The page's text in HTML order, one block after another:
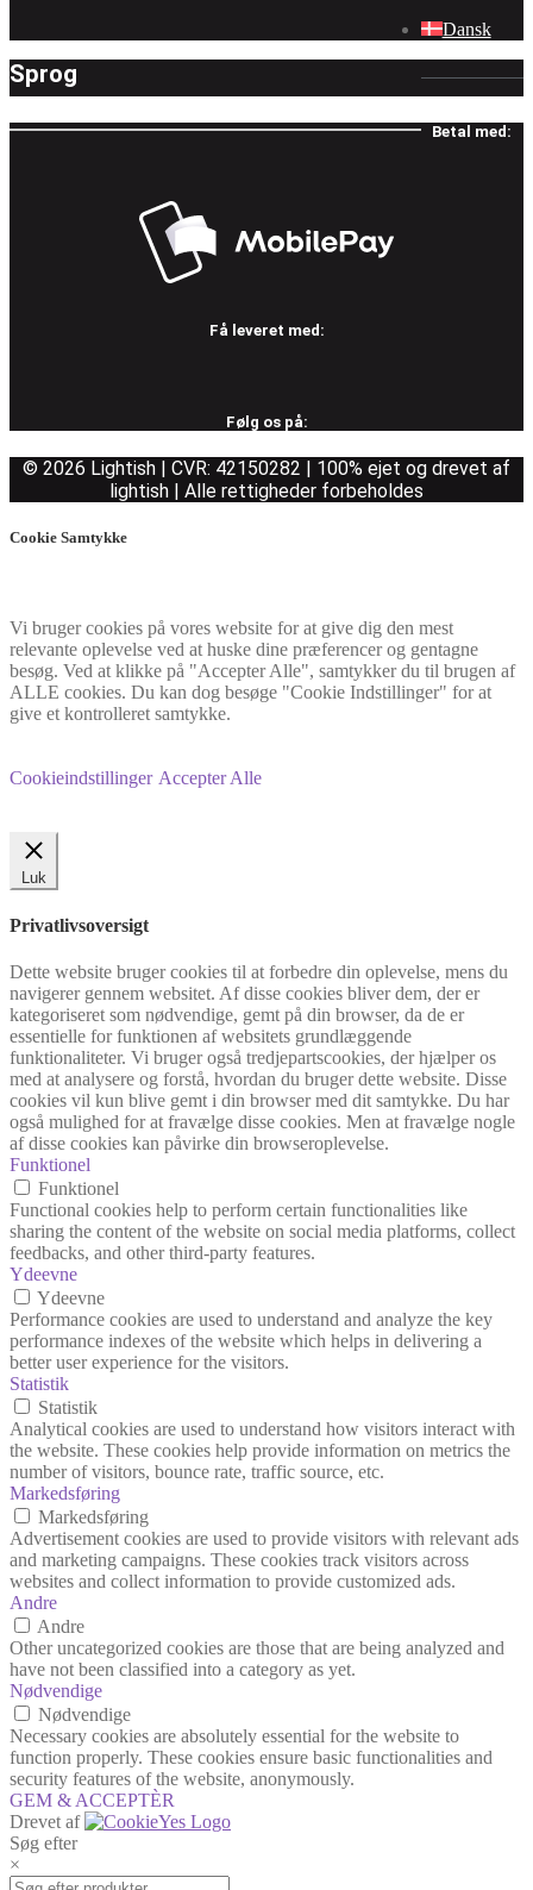
Sprog
Dansk
Betal med:
Få leveret med:
Følg os på:
© 2026 Lightish | CVR: 42150282 | 100% ejet og drevet af
lightish | Alle rettigheder forbeholdes
Cookie Samtykke
Vi bruger cookies på vores website for at give dig den mest
relevante oplevelse ved at huske dine præferencer og gentagne
besøg. Ved at klikke på "Accepter Alle", samtykker du til brugen af
ALLE cookies. Du kan dog besøge "Cookie Indstillinger" for at
give et kontrolleret samtykke.
Cookieindstillinger Accepter Alle
Luk
Privatlivsoversigt
Dette website bruger cookies til at forbedre din oplevelse, mens du
navigerer gennem websitet. Af disse cookies bliver dem, der er
kategoriseret som nødvendige, gemt på din browser, da de er
essentielle for funktionen af websitets grundlæggende
funktionaliteter. Vi bruger også tredjepartscookies, der hjælper os
med at analysere og forstå, hvordan du bruger dette website. Disse
cookies vil kun blive gemt i din browser med dit samtykke. Du har
også mulighed for at fravælge disse cookies. Men at fravælge nogle
af disse cookies kan påvirke din browseroplevelse.
Funktionel
Funktionel
Functional cookies help to perform certain functionalities like
sharing the content of the website on social media platforms, collect
feedbacks, and other third-party features.
Ydeevne
Ydeevne
Performance cookies are used to understand and analyze the key
performance indexes of the website which helps in delivering a
better user experience for the visitors.
Statistik
Statistik
Analytical cookies are used to understand how visitors interact with
the website. These cookies help provide information on metrics the
number of visitors, bounce rate, traffic source, etc.
Markedsføring
Markedsføring
Advertisement cookies are used to provide visitors with relevant ads
and marketing campaigns. These cookies track visitors across
websites and collect information to provide customized ads.
Andre
Andre
Other uncategorized cookies are those that are being analyzed and
have not been classified into a category as yet.
Nødvendige
Nødvendige
Necessary cookies are absolutely essential for the website to
function properly. These cookies ensure basic functionalities and
security features of the website, anonymously.
GEM & ACCEPTÈR
Drevet af
Søg efter
×